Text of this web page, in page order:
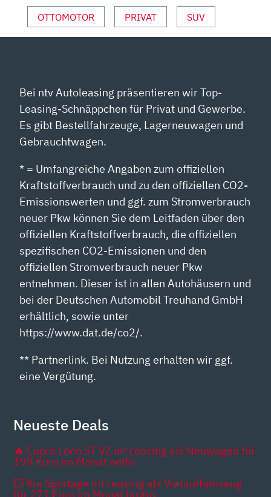
ANZEIGEN
OTTOMOTOR PRIVAT SUV
Bei ntv Autoleasing präsentieren wir Top-
Leasing-Schnäppchen für Privat und Gewerbe.
Es gibt Bestellfahrzeuge, Lagerneuwagen und
Gebrauchtwagen.
* = Umfangreiche Angaben zum offiziellen
Kraftstoffverbrauch und zu den offiziellen CO2-
Emissionswerten und ggf. zum Stromverbrauch
neuer Pkw können Sie dem Leitfaden über den
offiziellen Kraftstoffverbrauch, die offiziellen
spezifischen CO2-Emissionen und den
offiziellen Stromverbrauch neuer Pkw
entnehmen. Dieser ist in allen Autohäusern und
bei der Deutschen Automobil Treuhand GmbH
erhältlich, sowie unter
https://www.dat.de/co2/.
** Partnerlink. Bei Nutzung erhalten wir ggf.
eine Vergütung.
Neueste Deals
🔥 Cupra Leon ST VZ im Leasing als Neuwagen für
199 Euro im Monat netto
💥 Kia Sportage im Leasing als Vorlauffahrzeug